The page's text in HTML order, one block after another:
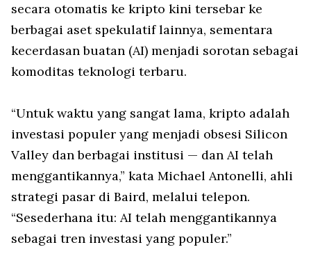
secara otomatis ke kripto kini tersebar ke
berbagai aset spekulatif lainnya, sementara
kecerdasan buatan (AI) menjadi sorotan sebagai
komoditas teknologi terbaru.
“Untuk waktu yang sangat lama, kripto adalah
investasi populer yang menjadi obsesi Silicon
Valley dan berbagai institusi — dan AI telah
menggantikannya,” kata Michael Antonelli, ahli
strategi pasar di Baird, melalui telepon.
“Sesederhana itu: AI telah menggantikannya
sebagai tren investasi yang populer.”